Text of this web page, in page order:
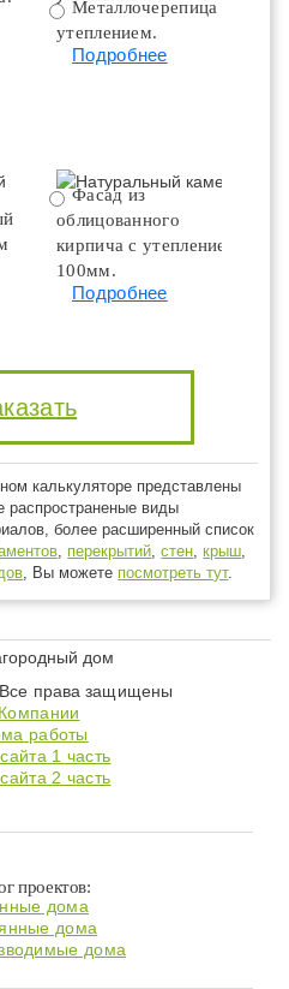
Металлочерепица с
утеплением.
Подробнее
Фасад из
облицованного
кирпича с утеплением
100мм.
Подробнее
калькуляторе представлены
распространеные виды
более расширенный список
, перекрытий,стен,крыш,
, Вы можете посмотреть тут.
права защищены
работы
1 часть
2 часть
проектов:
дома
дома
дома